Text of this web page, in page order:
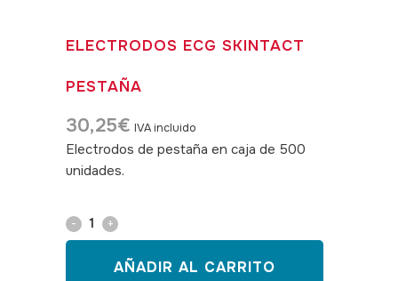
ELECTRODOS ECG SKINTACT
PESTAÑA
30,25€ IVA incluido
Electrodos de pestaña en caja de 500
unidades.
Electrodos
AÑADIR AL CARRITO